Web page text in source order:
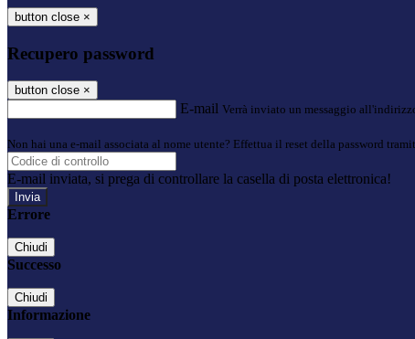
button close ×
Recupero password
button close ×
E-mail Verrà inviato un messaggio
Non hai una e-mail associata al nome utente? Effettua il reset della password
E-mail inviata, si prega di controllare la casella di posta elettronica!
Errore
Chiudi
Successo
Chiudi
Informazione